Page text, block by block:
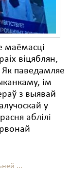
маёмасці
віцяблян,
Як паведамляе
ім
з выявай
у
аблілі
...